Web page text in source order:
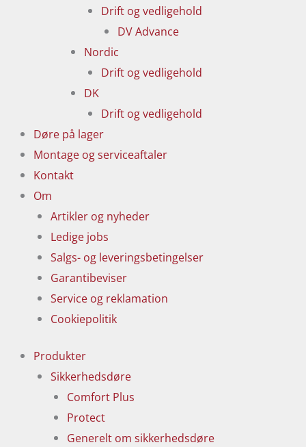
Drift og vedligehold
DV Advance
Nordic
Drift og vedligehold
DK
Drift og vedligehold
Døre på lager
Montage og serviceaftaler
Kontakt
Om
Artikler og nyheder
Ledige jobs
Salgs- og leveringsbetingelser
Garantibeviser
Service og reklamation
Cookiepolitik
Produkter
Sikkerhedsdøre
Comfort Plus
Protect
Generelt om sikkerhedsdøre